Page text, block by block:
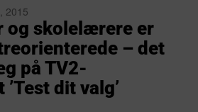
2015
og skolelærere er
– det
på TV2-
dit valg’